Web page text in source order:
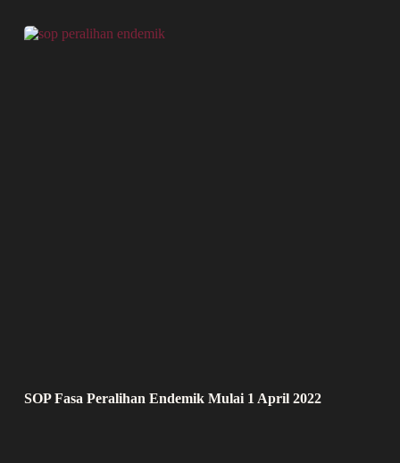
SOP Fasa Peralihan Endemik Mulai 1 April 2022